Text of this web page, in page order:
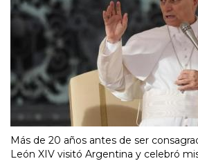
Más de 20 años antes de ser
León XIV visitó Argentina y celebró